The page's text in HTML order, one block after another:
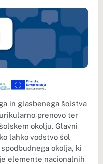
in glasbenega šolstva
prenovo ter
okolju. Glavni
lahko vodstvo šol
okolja, ki
elemente nacionalnih